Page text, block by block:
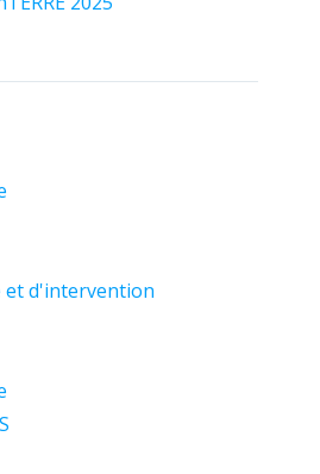
et d'intervention